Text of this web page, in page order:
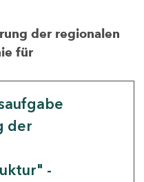
der regionalen
für
der
-